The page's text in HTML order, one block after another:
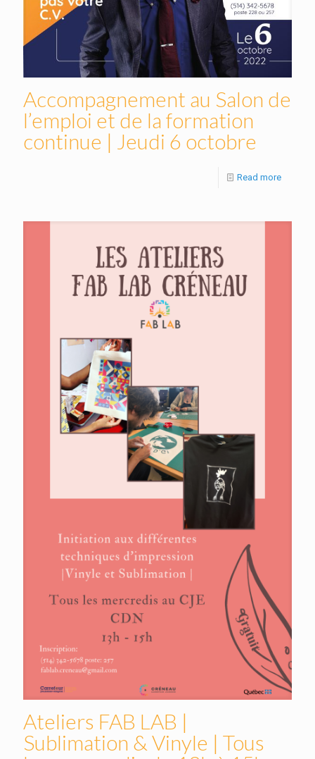
Accompagnement au Salon de
l’emploi et de la formation
continue | Jeudi 6 octobre
Read more
Ateliers FAB LAB |
Sublimation & Vinyle | Tous